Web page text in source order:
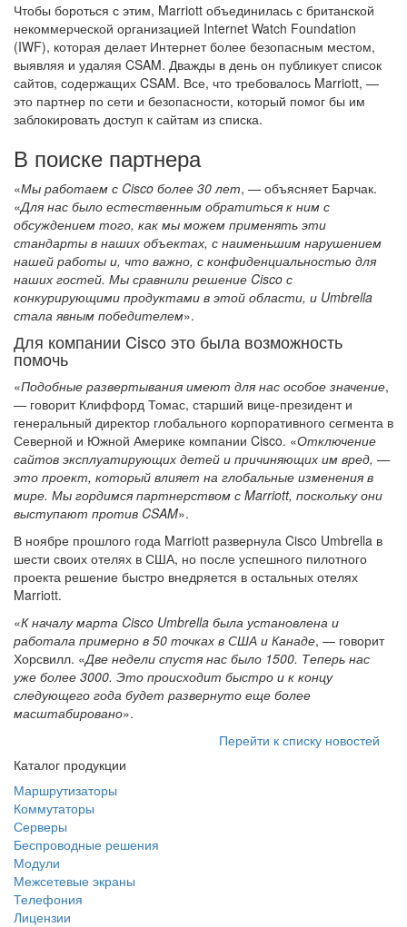
Чтобы бороться с этим, Marriott объединилась с британской
некоммерческой организацией Internet Watch Foundation
(IWF), которая делает Интернет более безопасным местом,
выявляя и удаляя CSAM. Дважды в день он публикует список
сайтов, содержащих CSAM. Все, что требовалось Marriott, —
это партнер по сети и безопасности, который помог бы им
заблокировать доступ к сайтам из списка.
В поиске партнера
«Мы работаем с Cisco более 30 лет, — объясняет Барчак.
«Для нас было естественным обратиться к ним с
обсуждением того, как мы можем применять эти
стандарты в наших объектах, с наименьшим нарушением
нашей работы и, что важно, с конфиденциальностью для
наших гостей. Мы сравнили решение Cisco с
конкурирующими продуктами в этой области, и Umbrella
стала явным победителем».
Для компании Cisco это была возможность
помочь
«Подобные развертывания имеют для нас особое значение,
— говорит Клиффорд Томас, старший вице-президент и
генеральный директор глобального корпоративного сегмента в
Северной и Южной Америке компании Cisco. «Отключение
сайтов эксплуатирующих детей и причиняющих им вред, —
это проект, который влияет на глобальные изменения в
мире. Мы гордимся партнерством с Marriott, поскольку они
выступают против CSAM».
В ноябре прошлого года Marriott развернула Cisco Umbrella в
шести своих отелях в США, но после успешного пилотного
проекта решение быстро внедряется в остальных отелях
Marriott.
«К началу марта Cisco Umbrella была установлена и
работала примерно в 50 точках в США и Канаде, — говорит
Хорсвилл. «Две недели спустя нас было 1500. Теперь нас
уже более 3000. Это происходит быстро и к концу
следующего года будет развернуто еще более
масштабировано».
Перейти к списку новостей
Каталог продукции
Маршрутизаторы
Коммутаторы
Серверы
Беспроводные решения
Модули
Межсетевые экраны
Телефония
Лицензии